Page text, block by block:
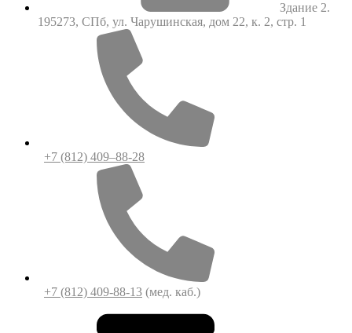
Здание 2.
195273, СПб, ул. Чарушинская, дом 22, к. 2, стр. 1
+7 (812) 409–88-28
+7 (812) 409-88-13 (мед. каб.)